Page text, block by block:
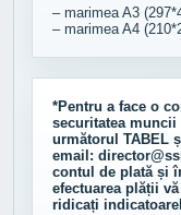
– marimea A3
– marimea A4
*Pentru a face o
securitatea
următorul TABEL
email:
contul de plată și
efectuarea plății
ridicați